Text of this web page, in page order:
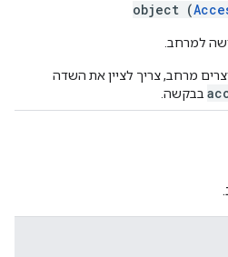
object (
למרחב.
מרחב, צריך לציין את השדה
בבקשה.